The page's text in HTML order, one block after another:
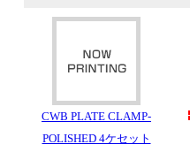
CWB PLATE CLAMP-
POLISHED 4ケセット